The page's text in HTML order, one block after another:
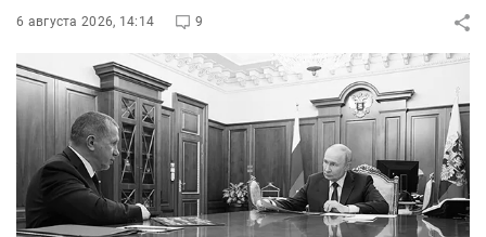
6 августа 2026, 14:14 9